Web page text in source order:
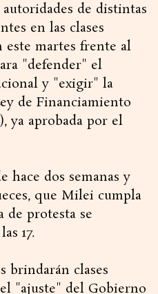
de distintas
en las clases
este martes frente al
"defender" el
y "exigir" la
de Financiamiento
ya aprobada por el
hace dos semanas y
que Milei cumpla
de protesta se
17.
brindarán clases
"ajuste" del Gobierno